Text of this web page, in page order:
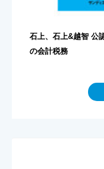
石上、石上&越智 公
の会計税務